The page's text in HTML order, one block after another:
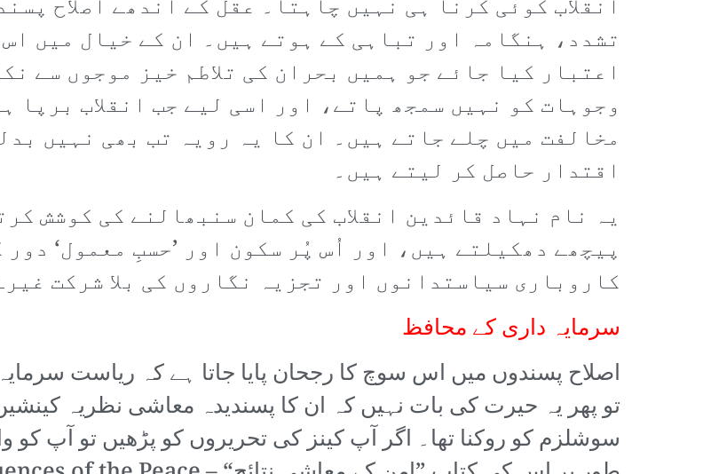
انقلاب کوئی کرنا ہی نہیں چاہتا۔ عقل کے اندھے اصلاح
تشدد، ہنگامہ اور تباہی کے ہوتے ہیں۔ ان کے خیال میں
اعتبار کیا جائے جو ہمیں بحران کی تلاطم خیز موجوں سے
وجوہات کو نہیں سمجھ پاتے، اور اسی لیے جب انقلاب برپا
مخالفت میں چلے جاتے ہیں۔ ان کا یہ رویہ تب بھی نہیں
اقتدار حاصل کر لیتے ہیں۔
یہ نام نہاد قائدین انقلاب کی کمان سنبھالنے کی کوشش
پیچھے دھکیلتے ہیں، اور اُس پُر سکون اور ’حسبِ معمول‘
کاروباری سیاستدانوں اور تجزیہ نگاروں کی بلا شرکت
سرمایہ داری کے محافظ
اصلاح پسندوں میں اس سوچ کا رجحان پایا جاتا ہے کہ ریاست
تو پھر یہ حیرت کی بات نہیں کہ ان کا پسندیدہ معاشی نظریہ
سوشلزم کو روکنا تھا۔ اگر آپ کینز کی تحریروں کو پڑھیں تو آپ